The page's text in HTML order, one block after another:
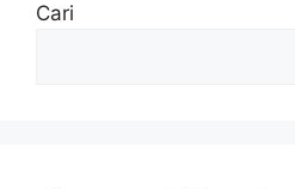
Cari